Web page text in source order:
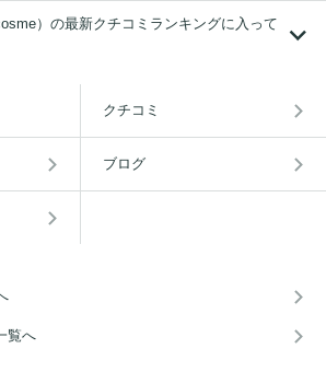
）の最新クチコミランキングに入って
クチコミ
ブログ
覧へ